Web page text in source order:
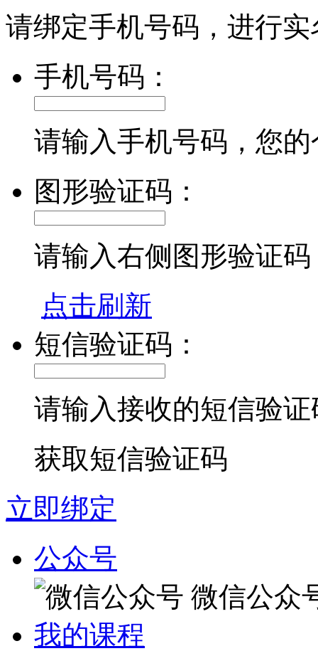
请绑定手机号码，进行
手机号码：
请输入手机号码，您
图形验证码：
请输入右侧图形验证码
点击刷新
短信验证码：
请输入接收的短信验证
获取短信验证码
立即绑定
公众号
微信公众
我的课程